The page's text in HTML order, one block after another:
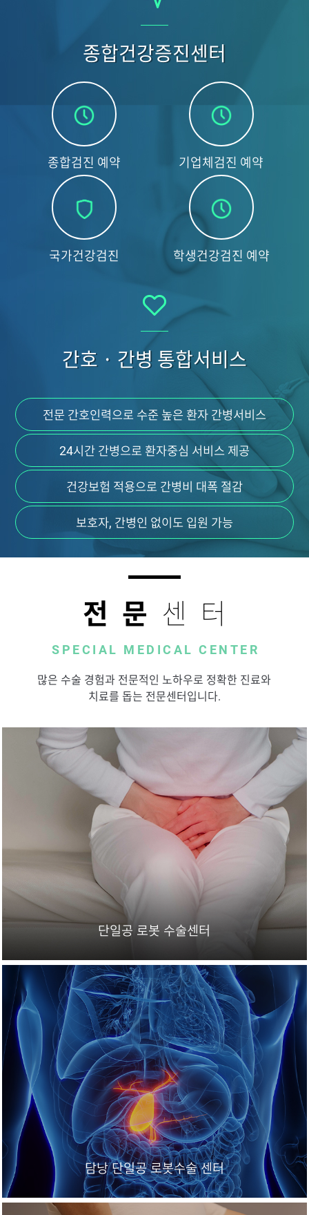
종합건강증진센터
종합검진 예약 기업체검진 예약
국가건강검진 학생건강검진 예약
간호 · 간병 통합서비스
전문 간호인력으로 수준 높은 환자 간병서비스
24시간 간병으로 환자중심 서비스 제공
건강보험 적용으로 간병비 대폭 절감
보호자, 간병인 없이도 입원 가능
전문 센터
SPECIAL MEDICAL CENTER
많은 수술 경험과 전문적인 노하우로 정확한 진료와
치료를 돕는 전문센터입니다.
단일공 로봇 수술센터
담낭 단일공 로봇수술 센터